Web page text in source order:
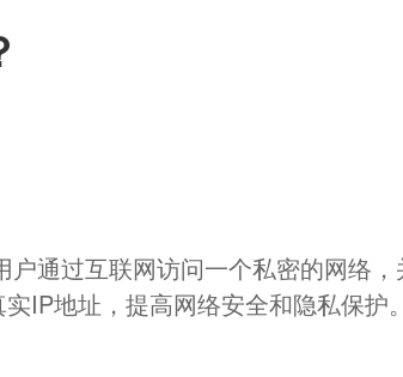
户通过互联网访问一个私密的网络
IP地址，提高网络安全和隐私保护。